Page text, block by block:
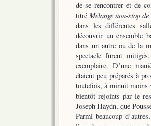
de se rencontrer et de
titré Mélange non-stop
dans les différentes
découvrir un ensemble
dans un autre ou de la
spectacle furent
exemplaire. D’une
étaient peu préparés à
toutefois, à minuit moins
bientôt rejoints par le
Joseph Haydn, que
Parmi beaucoup